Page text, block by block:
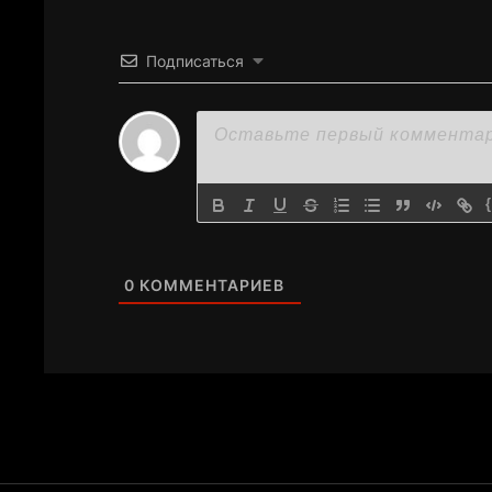
Подписаться
0 КОММЕНТАРИЕВ